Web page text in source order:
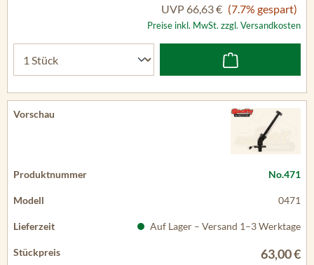
UVP 66,63 € (7.7% gespart)
Preise inkl. MwSt. zzgl. Versandkosten
No.471
0471
Auf Lager – Versand 1–3 Werktage
63,00 €